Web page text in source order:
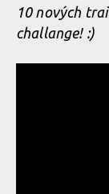
10 nových
challange! :)